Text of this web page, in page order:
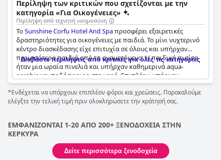
Περίληψη των κριτικών που σχετίζονται με την
κατηγορία «Για Οικογένειες»
Περίληψη από τεχνητή νοημοσύνη
ΤοSunshine Corfu Hotel And Spaπροσφέρει εξαιρετικές
δραστηριότητες για οικογένειες με παιδιά. Το μίνι νυχτερινό
κέντρο διασκέδασης είχε επιτυχία σε όλους και υπήρχαν
περισσότερα παιδιά από το αναμενόμενο. Η παιδική πισίνα
ήταν μια ωραία πινελιά και υπήρχαν καθημερινά aqua-
aerobic και ποδόσφαιρο στο νερό. Επιπλέον, υπήρχαν
φανταστικά προγράμματα για τα παιδιά κάθε βράδυ,
συμπεριλαμβανομένης μιας ντίσκο για παιδιά που
μπορούσαν να παρακολουθήσουν τόσο τα παιδιά όσο και οι
ανέφεραν ότι δεν υπήρχε τίποτα για τα παιδιά, συνολικά το
ξενοδοχείο είναι πολύ φιλικό προς την οικογένεια. Το
προσωπικό είναι φιλικό και εξυπηρετικό και οι συζητήσεις
μεταξύ των επισκεπτών περιστρέφονταν συχνά γύρω από τις
Διαβάστε περιλήψεις από κριτικές για όλες τις κατηγορίες
*Ενδέχεται να υπάρχουν επιπλέον φόροι και χρεώσεις. Παρακαλούμε
ελέγξτε την τελική τιμή πριν ολοκληρώσετε την κράτησή σας.
ΕΜΦΑΝΙΖΟΝΤΑΙ 1-20 ΑΠΟ 200+ ΞΕΝΟΔΟΧΕΙΑ ΣΤΗΝ
ΚΕΡΚΥΡΑ
Δείτε περισσότερα ξενοδοχεία